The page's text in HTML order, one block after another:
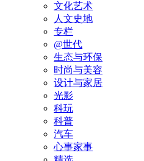
文化艺术
人文史地
专栏
@世代
生态与环保
时尚与美容
设计与家居
光影
科玩
科普
汽车
心事家事